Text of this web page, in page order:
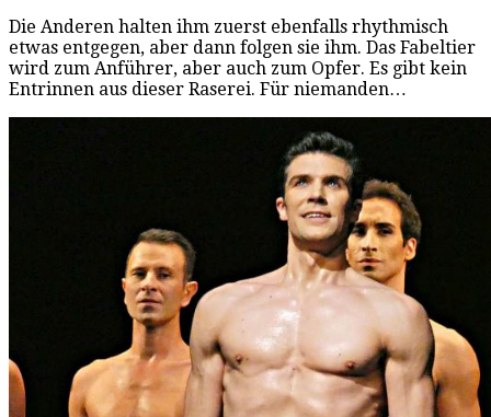
Die Anderen halten ihm zuerst ebenfalls rhythmisch
etwas entgegen, aber dann folgen sie ihm. Das Fabeltier
wird zum Anführer, aber auch zum Opfer. Es gibt kein
Entrinnen aus dieser Raserei. Für niemanden…